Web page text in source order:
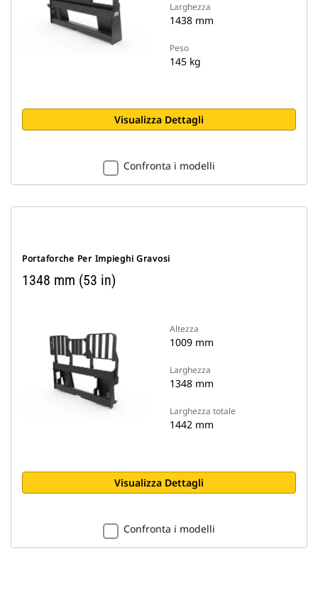
Larghezza
1438 mm
Peso
145 kg
Visualizza Dettagli
Confronta i modelli
Portaforche Per Impieghi Gravosi
1348 mm (53 in)
Altezza
1009 mm
Larghezza
1348 mm
Larghezza totale
1442 mm
Visualizza Dettagli
Confronta i modelli